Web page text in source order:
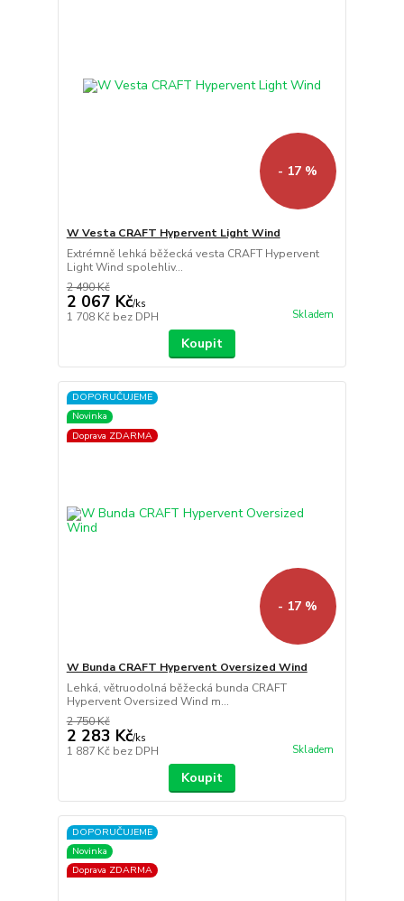
- 17 %
W Vesta CRAFT Hypervent Light Wind
Extrémně lehká běžecká vesta CRAFT Hypervent
Light Wind spolehliv...
2 490 Kč
2 067 Kč/ks
1 708 Kč bez DPH Skladem
Koupit
DOPORUČUJEME
Novinka
Doprava ZDARMA
- 17 %
W Bunda CRAFT Hypervent Oversized Wind
Lehká, větruodolná běžecká bunda CRAFT
Hypervent Oversized Wind m...
2 750 Kč
2 283 Kč/ks
1 887 Kč bez DPH Skladem
Koupit
DOPORUČUJEME
Novinka
Doprava ZDARMA